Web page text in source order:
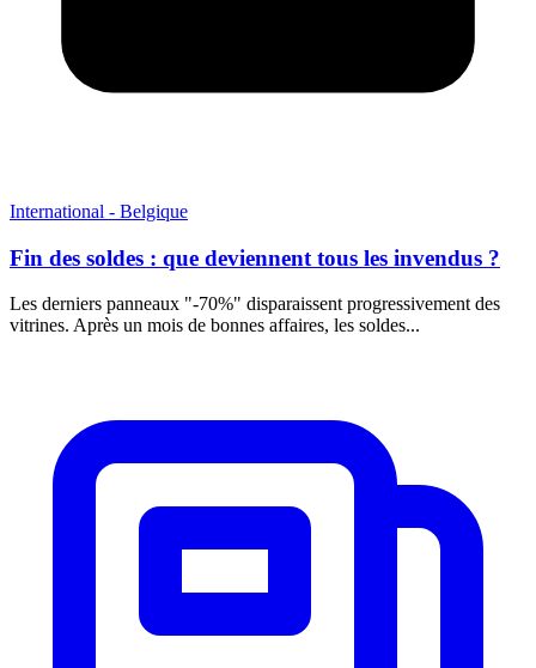
International - Belgique
Fin des soldes : que deviennent tous les invendus ?
Les derniers panneaux "-70%" disparaissent progressivement des
vitrines. Après un mois de bonnes affaires, les soldes...